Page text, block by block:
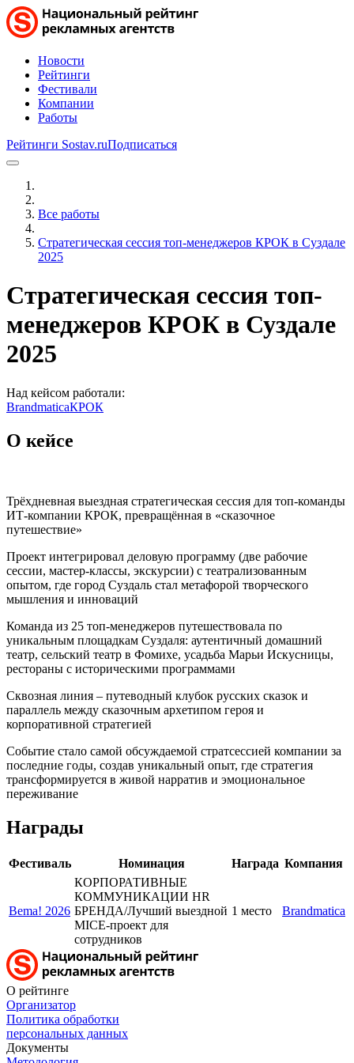
Новости
Рейтинги
Фестивали
Компании
Работы
Рейтинги Sostav.ruПодписаться
Все работы
Стратегическая сессия топ-менеджеров КРОК в Суздале
2025
Стратегическая сессия топ-
менеджеров КРОК в Суздале
2025
Над кейсом работали:
BrandmaticaКРОК
О кейсе
Трёхдневная выездная стратегическая сессия для топ-команды
ИТ-компании КРОК, превращённая в «сказочное
путешествие»
Проект интегрировал деловую программу (две рабочие
сессии, мастер-классы, экскурсии) с театрализованным
опытом, где город Суздаль стал метафорой творческого
мышления и инноваций
Команда из 25 топ-менеджеров путешествовала по
уникальным площадкам Суздаля: аутентичный домашний
театр, сельский театр в Фомихе, усадьба Марьи Искусницы,
рестораны с историческими программами
Сквозная линия – путеводный клубок русских сказок и
параллель между сказочным архетипом героя и
корпоративной стратегией
Событие стало самой обсуждаемой стратсессией компании за
последние годы, создав уникальный опыт, где стратегия
трансформируется в живой нарратив и эмоциональное
переживание
Награды
Фестиваль Номинация Награда Компания
Bema! 2026
КОРПОРАТИВНЫЕ
КОММУНИКАЦИИ HR
БРЕНДА/Лучший выездной
MICE-проект для
сотрудников
1 место Brandmatica
О рейтинге
Организатор
Политика обработки
персональных данных
Документы